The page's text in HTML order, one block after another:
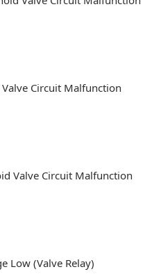
Circuit Malfunction
Valve Circuit Malfunction
Low (Valve Relay)